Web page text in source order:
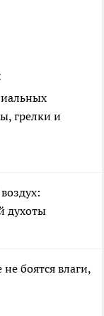
грелки и
духоты
боятся влаги,